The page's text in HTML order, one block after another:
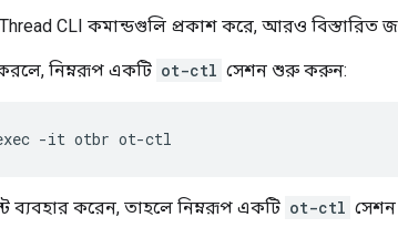
CLI কমান্ডগুলি প্রকাশ করে, আরও বিস্তারিত
নিম্নরূপ একটি ot-ctl সেশন শুরু করুন:
-it otbr ot-ctl
ব্যবহার করেন, তাহলে নিম্নরূপ একটি ot-ctl